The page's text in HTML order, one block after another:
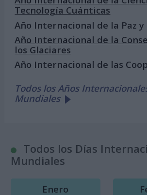
Tecnología Cuánticas
Año Internacional de la Paz y
Año Internacional de la
los Glaciares
Año Internacional de las
Todos los Años
Mundiales
Todos los Días
Mundiales
Enero